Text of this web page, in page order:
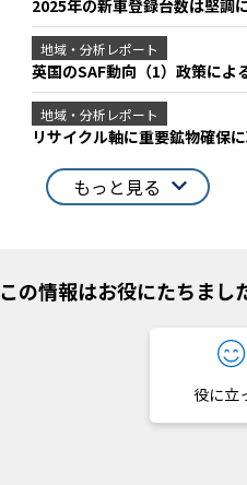
2025年の新車登録台数は堅調
地域・分析レポート
英国のSAF動向（1）政策によ
地域・分析レポート
リサイクル軸に重要鉱物確保
もっと見る
この情報はお役にたちまし
役に立